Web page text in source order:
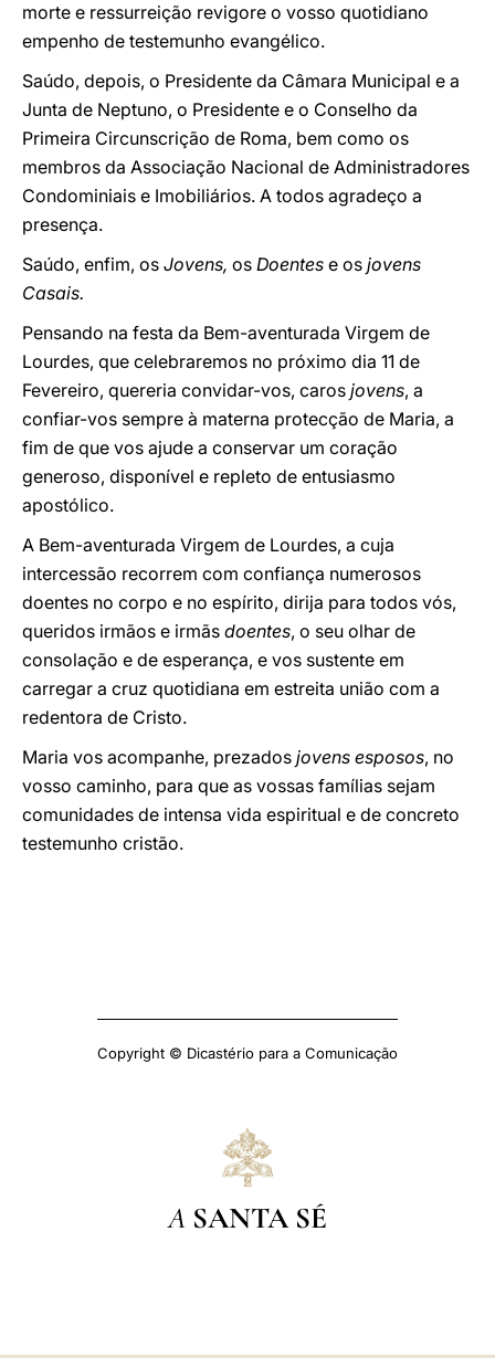
morte e ressurreição revigore o vosso quotidiano
empenho de testemunho evangélico.
Saúdo, depois, o Presidente da Câmara Municipal e a
Junta de Neptuno, o Presidente e o Conselho da
Primeira Circunscrição de Roma, bem como os
membros da Associação Nacional de Administradores
Condominiais e Imobiliários. A todos agradeço a
presença.
Saúdo, enfim, os Jovens, os Doentes e os jovens
Casais.
Pensando na festa da Bem-aventurada Virgem de
Lourdes, que celebraremos no próximo dia 11 de
Fevereiro, quereria convidar-vos, caros jovens, a
confiar-vos sempre à materna protecção de Maria, a
fim de que vos ajude a conservar um coração
generoso, disponível e repleto de entusiasmo
apostólico.
A Bem-aventurada Virgem de Lourdes, a cuja
intercessão recorrem com confiança numerosos
doentes no corpo e no espírito, dirija para todos vós,
queridos irmãos e irmãs doentes, o seu olhar de
consolação e de esperança, e vos sustente em
carregar a cruz quotidiana em estreita união com a
redentora de Cristo.
Maria vos acompanhe, prezados jovens esposos, no
vosso caminho, para que as vossas famílias sejam
comunidades de intensa vida espiritual e de concreto
testemunho cristão.
Copyright © Dicastério para a Comunicação
A SANTA SÉ